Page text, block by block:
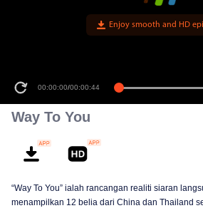
00:00:00/00:00:44
Way To You
“Way To You” ialah rancangan realiti siaran
menampilkan 12 belia dari China dan Thailand